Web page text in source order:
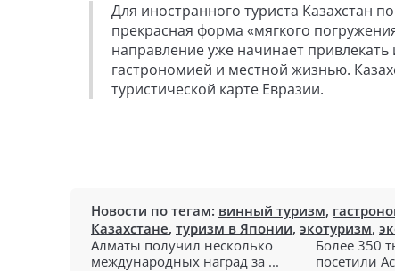
Для иностранного туриста Казахстан
прекрасная форма «мягкого
направление уже начинает
гастрономией и местной жизнью.
туристической карте Евразии.
Новости по тегам: винный туризм,
Казахстане, туризм в Японии, экотуризм,
Алматы получил несколько
международных наград за ...
Более 350
посетили